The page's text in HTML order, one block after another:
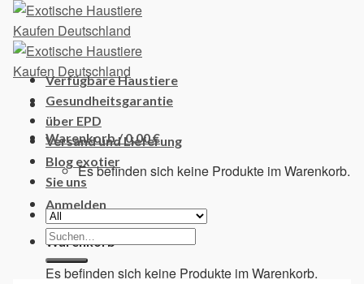
Skip
content
Warenkorb /0,00€
Es befinden sich keine Produkte im Warenkorb.
Anmelden
Warenkorb
Es befinden sich keine Produkte im Warenkorb.
Verfügbare Haustiere
Gesundheitsgarantie
über EPD
Versand und Lieferung
Blog exotier
Sie uns
Suchen
nach: